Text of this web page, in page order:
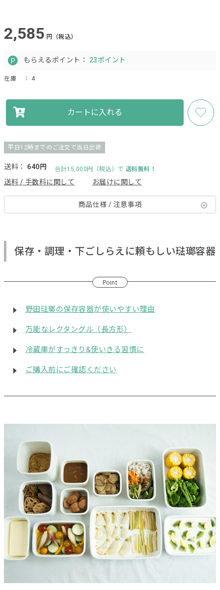
2,585 円（税込）
もらえるポイント： 23ポイント
在庫 ： 4
カートに入れる
平日12時までのご注文で当日出荷
送料： 640円 合計15,000円（税込）で 送料無料！
送料 / 手数料に関して お届けに関して
商品仕様 / 注意事項
保存・調理・下ごしらえに頼もしい琺瑯容器
Point
野田琺瑯の保存容器が使いやすい理由
万能なレクタングル（長方形）
冷蔵庫がすっきり&使いきる習慣に
ご購入前にご確認ください